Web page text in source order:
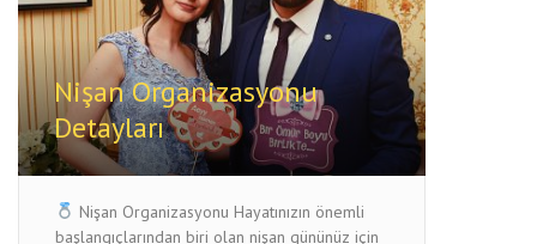
Nişan Organizasyonu
Detayları
Nişan Organizasyonu Hayatınızın önemli
başlangıçlarından biri olan nişan gününüz için